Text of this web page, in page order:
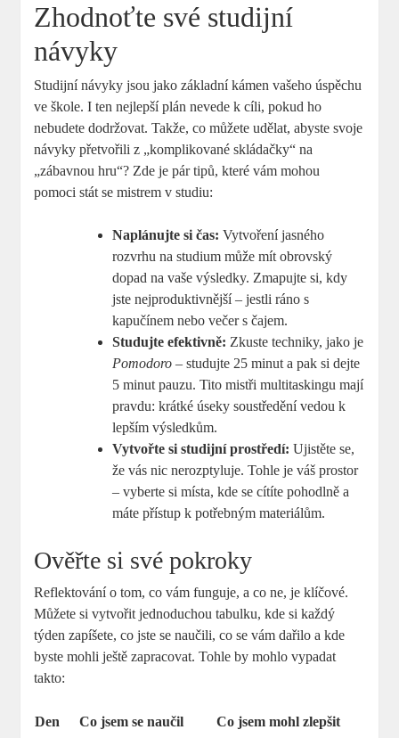
Zhodnoťte své studijní
návyky
Studijní návyky jsou jako základní kámen vašeho úspěchu
ve škole. I ten nejlepší plán nevede k cíli, pokud ho
nebudete dodržovat. Takže, co můžete udělat, abyste svoje
návyky přetvořili z „komplikované skládačky“ na
„zábavnou hru“? Zde je pár tipů, které vám mohou
pomoci stát se mistrem v studiu:
Naplánujte si čas: Vytvoření jasného
rozvrhu na studium může mít obrovský
dopad na vaše výsledky. Zmapujte si, kdy
jste nejproduktivnější – jestli ráno s
kapučínem nebo večer s čajem.
Studujte efektivně: Zkuste techniky, jako je
Pomodoro – studujte 25 minut a pak si dejte
5 minut pauzu. Tito mistři multitaskingu mají
pravdu: krátké úseky soustředění vedou k
lepším výsledkům.
Vytvořte si studijní prostředí: Ujistěte se,
že vás nic nerozptyluje. Tohle je váš prostor
– vyberte si místa, kde se cítíte pohodlně a
máte přístup k potřebným materiálům.
Ověřte si své pokroky
Reflektování o tom, co vám funguje, a co ne, je klíčové.
Můžete si vytvořit jednoduchou tabulku, kde si každý
týden zapíšete, co jste se naučili, co se vám dařilo a kde
byste mohli ještě zapracovat. Tohle by mohlo vypadat
takto:
Den Co jsem se naučil
Co jsem mohl zlepšit